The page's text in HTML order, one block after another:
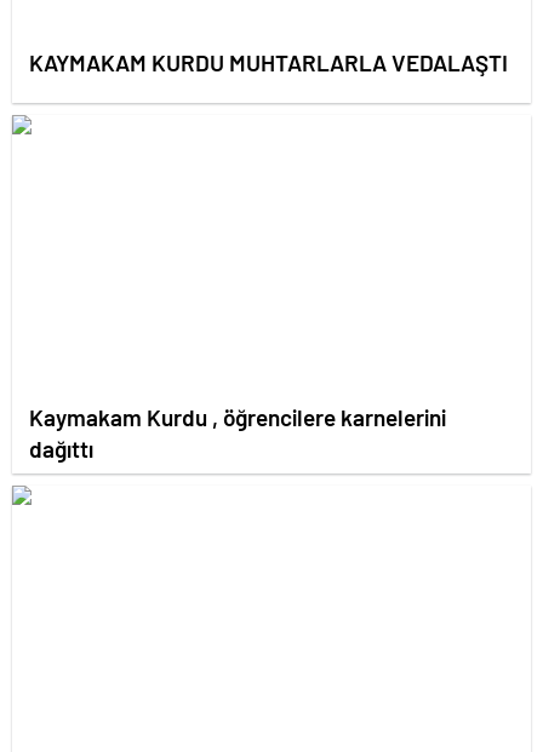
KAYMAKAM KURDU MUHTARLARLA VEDALAŞTI
Kaymakam Kurdu , öğrencilere karnelerini
dağıttı